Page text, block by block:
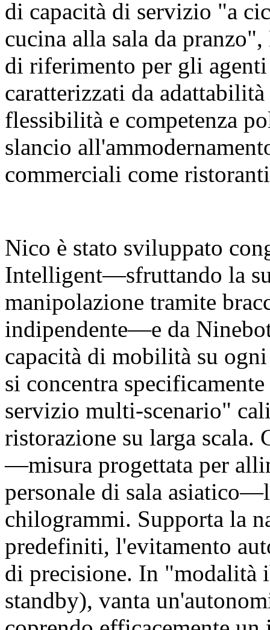
di capacità di servizio "a
cucina alla sala da
di riferimento per gli
caratterizzati da
flessibilità e competenza
slancio
commerciali come
Nico è stato sviluppato
Intelligent—sfruttando la
manipolazione tramite
indipendente—e da
capacità di mobilità su
si concentra
servizio multi-scenario"
ristorazione su larga scala.
—misura progettata per
personale di sala
chilogrammi. Supporta la
predefiniti, l'evitamento
di precisione. In "modalità
standby), vanta